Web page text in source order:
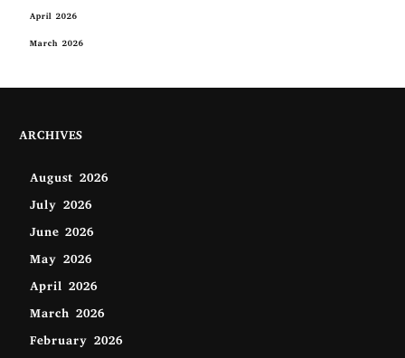
April 2026
March 2026
ARCHIVES
August 2026
July 2026
June 2026
May 2026
April 2026
March 2026
February 2026